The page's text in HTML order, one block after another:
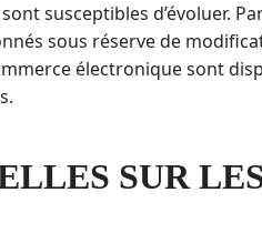
susceptibles d’évoluer.
sous réserve de
électronique sont
SUR